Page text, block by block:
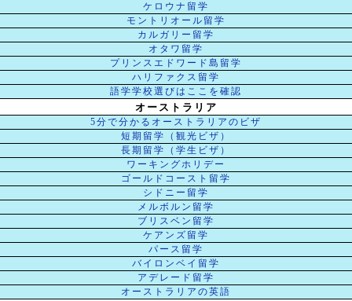
ケロウナ留学
モントリオール留学
カルガリー留学
オタワ留学
プリンスエドワード島留学
ハリファクス留学
語学学校選びはここを確認
オーストラリア
5分で分かるオーストラリアのビザ
短期留学（観光ビザ）
長期留学（学生ビザ）
ワーキングホリデー
ゴールドコースト留学
シドニー留学
メルボルン留学
ブリスベン留学
ケアンズ留学
パース留学
バイロンベイ留学
アデレード留学
オーストラリアの英語